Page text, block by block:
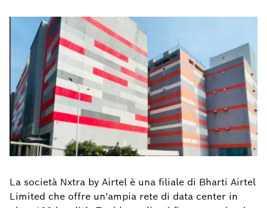
La società Nxtra by Airtel è una filiale di Bharti Airtel
Limited che offre un'ampia rete di data center in